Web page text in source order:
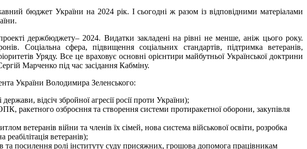
бюджет України на 2024 рік. І сьогодні ж разом із відповідними матеріалами
держбюджету– 2024. Видатки закладені на рівні не менше, аніж цього року.
Соціальна сфера, підвищення соціальних стандартів, підтримка ветеранів,
Уряду. Все це враховує основні орієнтири майбутньої Української доктрини
Марченко під час засідання Кабміну.
України Володимира Зеленського:
відсіч збройної агресії росії проти України);
ракетного озброєння та створення системи протиракетної оборони, закупівля
ветеранів війни та членів їх сімей, нова система військової освіти, розробка
ветеранів);
та посилення ролі інституту суду присяжних, грошова допомога працівникам